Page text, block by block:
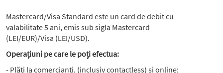
Mastercard/Visa Standard este un card de debit cu
valabilitate 5 ani, emis sub sigla Mastercard
(LEI/EUR)/Visa (LEI/USD).
Operațiuni pe care le poți efectua:
- Plăți la comercianți, (inclusiv contactless) și online;